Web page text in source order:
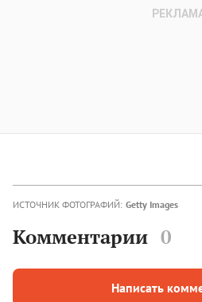
ИСТОЧНИК ФОТОГРАФИЙ: Getty Images
Комментарии 0
Написать